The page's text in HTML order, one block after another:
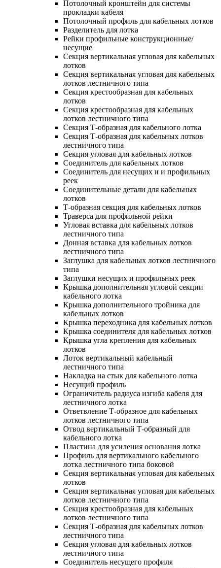
Потолочный кронштейн для системы
прокладки кабеля
Потолочный профиль для кабельных лотков
Разделитель для лотка
Рейки профильные конструкционные/
несущие
Секция вертикальная угловая для кабельных
лотков
Секция вертикальная угловая для кабельных
лотков лестничного типа
Секция крестообразная для кабельных
лотков
Секция крестообразная для кабельных
лотков лестничного типа
Секция Т-образная для кабельного лотка
Секция Т-образная для кабельных лотков
лестничного типа
Секция угловая для кабельных лотков
Соединитель для кабельных лотков
Соединитель для несущих и и профильных
реек
Соединительные детали для кабельных
лотков
Т-образная секция для кабельных лотков
Траверса для профильной рейки
Угловая вставка для кабельных лотков
лестничного типа
Донная вставка для кабельных лотков
лестничного типа
Заглушка для кабельных лотков лестничного
типа
Заглушки несущих и профильных реек
Крышка дополнительная угловой секции
кабельного лотка
Крышка дополнительного тройника для
кабельных лотков
Крышка переходника для кабельных лотков
Крышка соединителя для кабельных лотков
Крышка угла крепления для кабельных
лотков
Лоток вертикальный кабельный
лестничного типа
Накладка на стык для кабельного лотка
Несущий профиль
Ограничитель радиуса изгиба кабеля для
лестничного лотка
Ответвление Т-образное для кабельных
лотков лестничного типа
Отвод вертикальный Т-образный для
кабельного лотка
Пластина для усиления основания лотка
Профиль для вертикального кабельного
лотка лестничного типа боковой
Секция вертикальная угловая для кабельных
лотков
Секция вертикальная угловая для кабельных
лотков лестничного типа
Секция крестообразная для кабельных
лотков лестничного типа
Секция Т-образная для кабельных лотков
лестничного типа
Секция угловая для кабельных лотков
лестничного типа
Соединитель несущего профиля